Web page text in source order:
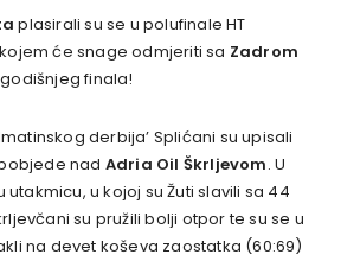
plasirali su se u polufinale HT
će snage odmjeriti sa Zadrom
finala!
derbija’ Splićani su upisali
nad Adria Oil Škrljevom. U
utakmicu, u kojoj su Žuti slavili sa 44
su pružili bolji otpor te su se u
na devet koševa zaostatka (60:69)